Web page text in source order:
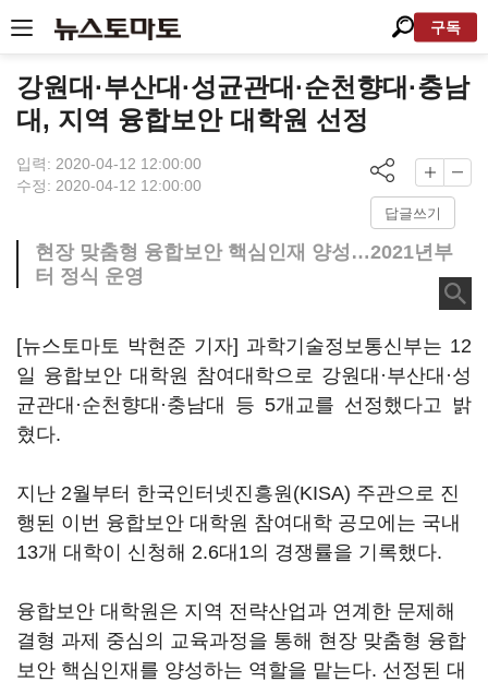
구독
강원대·부산대·성균관대·순천향대·충남
대, 지역 융합보안 대학원 선정
입력: 2020-04-12 12:00:00
수정: 2020-04-12 12:00:00
답글쓰기
현장 맞춤형 융합보안 핵심인재 양성…2021년부
터 정식 운영
[뉴스토마토 박현준 기자] 과학기술정보통신부는 12
일 융합보안 대학원 참여대학으로 강원대·부산대·성
균관대·순천향대·충남대 등 5개교를 선정했다고 밝
혔다.
지난 2월부터 한국인터넷진흥원(KISA) 주관으로 진
행된 이번 융합보안 대학원 참여대학 공모에는 국내
13개 대학이 신청해 2.6대1의 경쟁률을 기록했다.
융합보안 대학원은 지역 전략산업과 연계한 문제해
결형 과제 중심의 교육과정을 통해 현장 맞춤형 융합
보안 핵심인재를 양성하는 역할을 맡는다. 선정된 대